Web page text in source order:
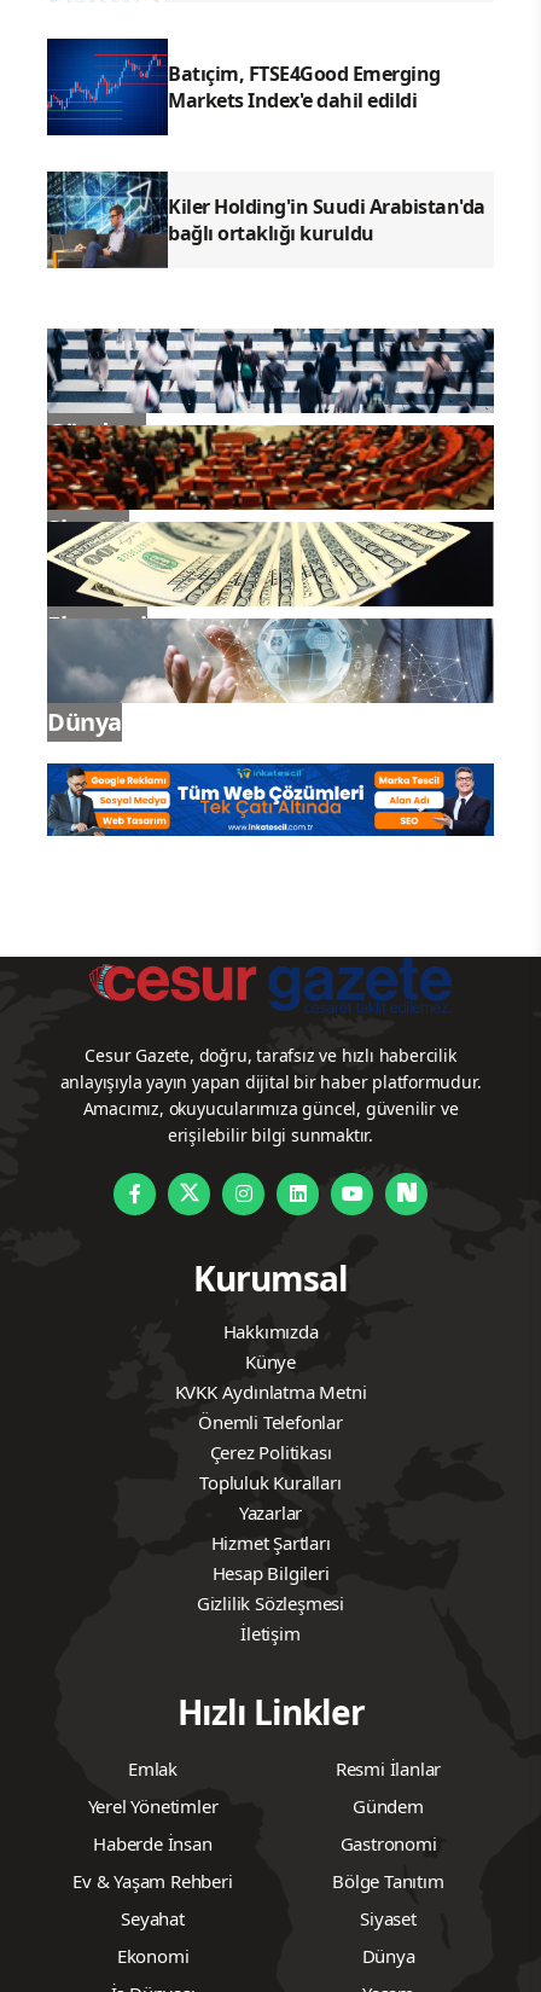
Batıçim, FTSE4Good Emerging
Markets Index'e dahil edildi
Kiler Holding'in Suudi Arabistan'da
bağlı ortaklığı kuruldu
Gündem
Siyaset
Ekonomi
Dünya
Cesur Gazete, doğru, tarafsız ve hızlı habercilik
anlayışıyla yayın yapan dijital bir haber platformudur.
Amacımız, okuyucularımıza güncel, güvenilir ve
erişilebilir bilgi sunmaktır.
Kurumsal
Hakkımızda
Künye
KVKK Aydınlatma Metni
Önemli Telefonlar
Çerez Politikası
Topluluk Kuralları
Yazarlar
Hizmet Şartları
Hesap Bilgileri
Gizlilik Sözleşmesi
İletişim
Hızlı Linkler
Emlak
Resmi İlanlar
Yerel Yönetimler
Gündem
Haberde İnsan
Gastronomi
Ev & Yaşam Rehberi
Bölge Tanıtım
Seyahat
Siyaset
Ekonomi
Dünya